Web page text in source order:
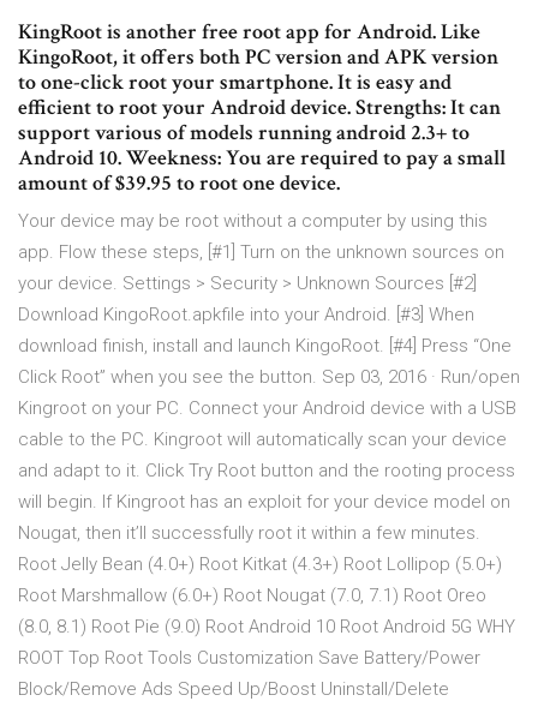
KingRoot is another free root app for Android. Like
KingoRoot, it offers both PC version and APK version
to one-click root your smartphone. It is easy and
efficient to root your Android device. Strengths: It can
support various of models running android 2.3+ to
Android 10. Weekness: You are required to pay a small
amount of $39.95 to root one device.
Your device may be root without a computer by using this
app. Flow these steps, [#1] Turn on the unknown sources on
your device. Settings > Security > Unknown Sources [#2]
Download KingoRoot.apkfile into your Android. [#3] When
download finish, install and launch KingoRoot. [#4] Press “One
Click Root” when you see the button. Sep 03, 2016 · Run/open
Kingroot on your PC. Connect your Android device with a USB
cable to the PC. Kingroot will automatically scan your device
and adapt to it. Click Try Root button and the rooting process
will begin. If Kingroot has an exploit for your device model on
Nougat, then it’ll successfully root it within a few minutes.
Root Jelly Bean (4.0+) Root Kitkat (4.3+) Root Lollipop (5.0+)
Root Marshmallow (6.0+) Root Nougat (7.0, 7.1) Root Oreo
(8.0, 8.1) Root Pie (9.0) Root Android 10 Root Android 5G WHY
ROOT Top Root Tools Customization Save Battery/Power
Block/Remove Ads Speed Up/Boost Uninstall/Delete